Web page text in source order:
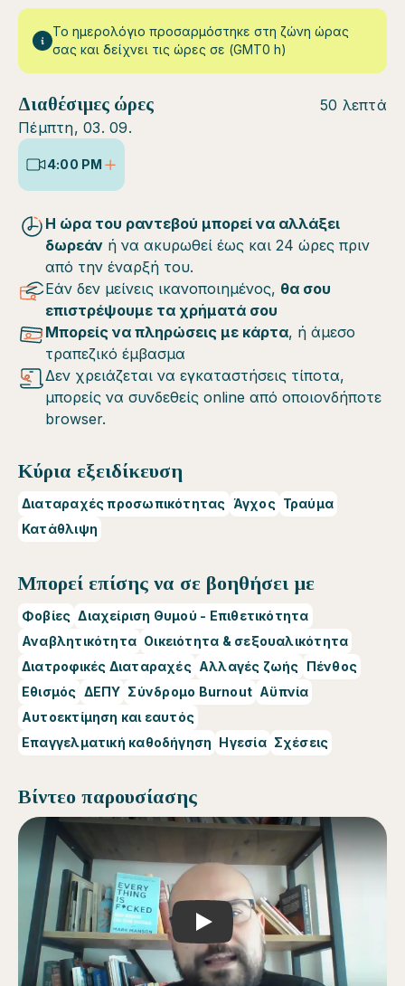
Το ημερολόγιο προσαρμόστηκε στη ζώνη ώρας
σας και δείχνει τις ώρες σε (GMT0 h)
Διαθέσιμες ώρες
Πέμπτη, 03. 09.
50 λεπτά
4:00 PM
Η ώρα του ραντεβού μπορεί να αλλάξει
δωρεάν ή να ακυρωθεί έως και 24 ώρες πριν
από την έναρξή του.
Εάν δεν μείνεις ικανοποιημένος, θα σου
επιστρέψουμε τα χρήματά σου
Μπορείς να πληρώσεις με κάρτα, ή άμεσο
τραπεζικό έμβασμα
Δεν χρειάζεται να εγκαταστήσεις τίποτα,
μπορείς να συνδεθείς online από οποιονδήποτε
browser.
Κύρια εξειδίκευση
Διαταραχές προσωπικότητας Άγχος Τραύμα
Κατάθλιψη
Μπορεί επίσης να σε βοηθήσει με
Φοβίες Διαχείριση Θυμού - Επιθετικότητα
Αναβλητικότητα Οικειότητα & σεξουαλικότητα
Διατροφικές Διαταραχές Αλλαγές ζωής Πένθος
Εθισμός ΔΕΠΥ Σύνδρομο Burnout Αϋπνία
Αυτοεκτίμηση και εαυτός
Επαγγελματική καθοδήγηση Ηγεσία Σχέσεις
Βίντεο παρουσίασης
Play